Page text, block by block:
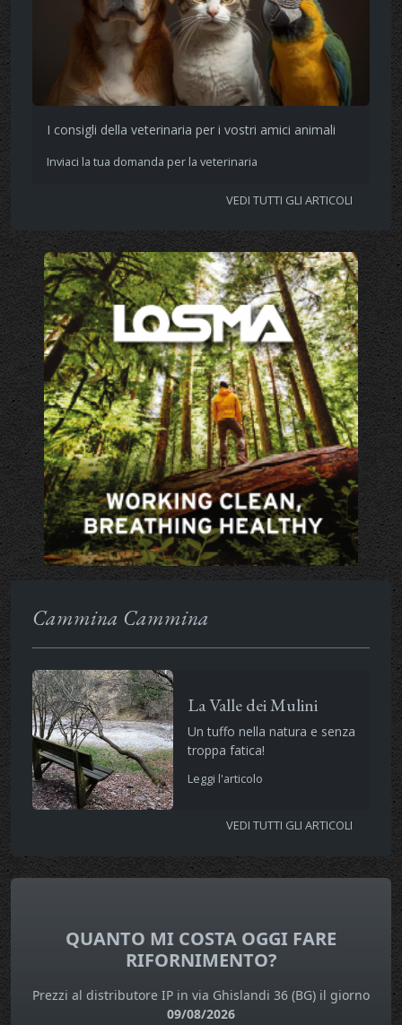
I consigli della veterinaria per i vostri amici animali
Inviaci la tua domanda per la veterinaria
VEDI TUTTI GLI ARTICOLI
Cammina Cammina
La Valle dei Mulini
Un tuffo nella natura e senza
troppa fatica!
Leggi l'articolo
VEDI TUTTI GLI ARTICOLI
QUANTO MI COSTA OGGI FARE
RIFORNIMENTO?
Prezzi al distributore IP in via Ghislandi 36 (BG) il giorno
09/08/2026